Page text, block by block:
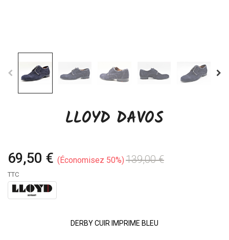
LLOYD DAVOS
69,50 € Économisez 50% 139,00 €
TTC
DERBY CUIR IMPRIME BLEU